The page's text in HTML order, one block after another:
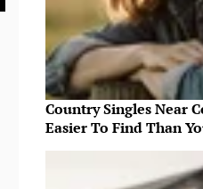
Country Singles Near
Easier To Find Than